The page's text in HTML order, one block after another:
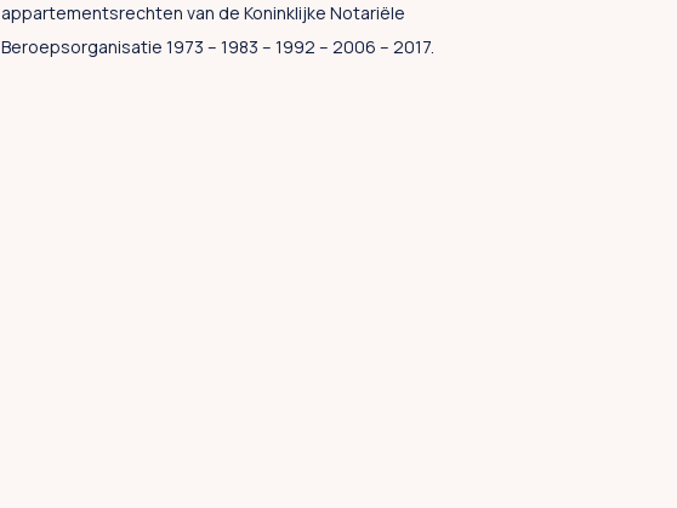
appartementsrechten van de Koninklijke Notariële
Beroepsorganisatie 1973 – 1983 – 1992 – 2006 – 2017.